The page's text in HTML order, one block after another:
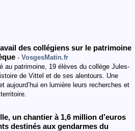
des collégiens sur le patrimoine
- VosgesMatin.fr
au patrimoine, 19 élèves du collège Jules-
de Vittel et de ses alentours. Une
aujourd’hui en lumière leurs recherches et
un chantier à 1,6 million d’euros
destinés aux gendarmes du